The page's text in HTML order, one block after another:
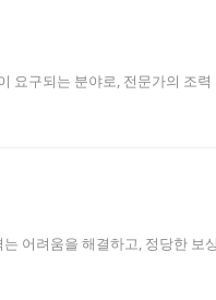
구되는 분야로, 전문가의 조력
어려움을 해결하고, 정당한 보